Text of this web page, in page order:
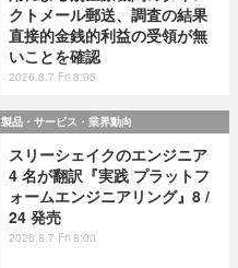
クトメール郵送、調査の結果
直接的金銭的利益の受領が無
いことを確認
2026.8.7 Fri 8:05
製品・サービス・業界動向
スリーシェイクのエンジニア
4 名が翻訳『実践 プラットフ
ォームエンジニアリング』8 /
24 発売
2026.8.7 Fri 8:00